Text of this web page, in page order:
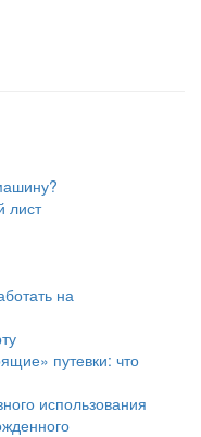
лист
на
путевки: что
использования